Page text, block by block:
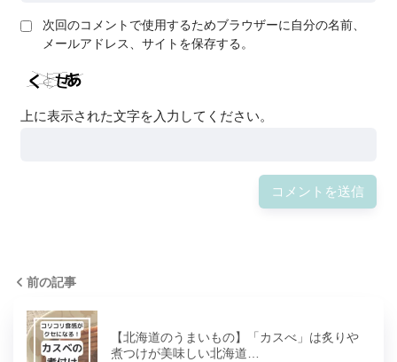
次回のコメントで使用するためブラウザーに自分の名前、
メールアドレス、サイトを保存する。
上に表示された文字を入力してください。
前の記事
【北海道のうまいもの】「カスべ」は炙りや
煮つけが美味しい北海道…